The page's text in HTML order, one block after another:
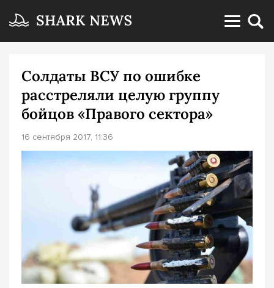
Солдаты ВСУ по ошибке
расстреляли целую группу
бойцов «Правого сектора»
16 сентября 2017, 11:36